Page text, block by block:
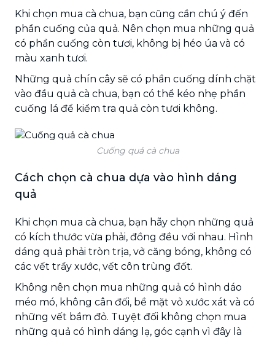
Khi chọn mua cà chua, bạn cũng cần chú ý đến
phần cuống của quả. Nên chọn mua những quả
có phần cuống còn tươi, không bị héo úa và có
màu xanh tươi.
Những quả chín cây sẽ có phần cuống dính chặt
vào đầu quả cà chua, bạn có thể kéo nhẹ phần
cuống lá để kiểm tra quả còn tươi không.
Cuống quả cà chua
Cách chọn cà chua dựa vào hình dáng
quả
Khi chọn mua cà chua, bạn hãy chọn những quả
có kích thước vừa phải, đồng đều với nhau. Hình
dáng quả phải tròn trịa, vở căng bóng, không có
các vết trầy xước, vết côn trùng đốt.
Không nên chọn mua những quả có hình dáo
méo mó, không cân đối, bề mặt vỏ xước xát và có
những vết bầm đỏ. Tuyệt đối không chọn mua
những quả có hình dáng lạ, góc cạnh vì đây là